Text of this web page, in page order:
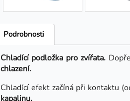
Podrobnosti
Chladící podložka pro zvířata.
chlazení.
Chladící efekt začíná při kontaktu
kapalinu.